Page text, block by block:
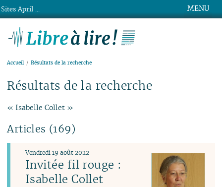
MENU
Accueil Résultats de la recherche
Résultats de la recherche
« Isabelle Collet »
Articles (169)
Invitée fil rouge :
Isabelle Collet
Vendredi 19 août 2022
Sites April ...